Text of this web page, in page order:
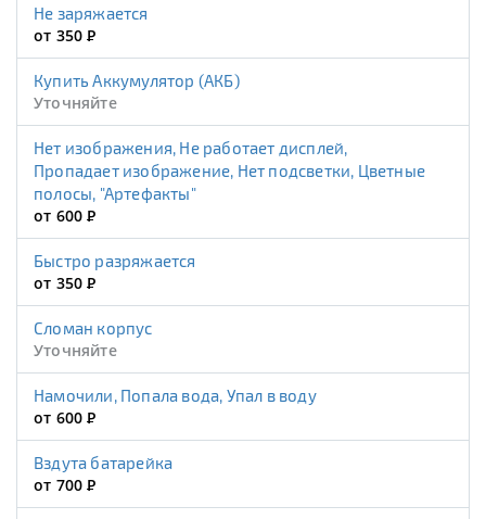
Не заряжается
от 350Р
Купить Аккумулятор (АКБ)
Уточняйте
Нет изображения, Не работает дисплей,
Пропадает изображение, Нет подсветки, Цветные
полосы, "Артефакты"
от 600Р
Быстро разряжается
от 350Р
Сломан корпус
Уточняйте
Намочили, Попала вода, Упал в воду
от 600Р
Вздута батарейка
от 700Р